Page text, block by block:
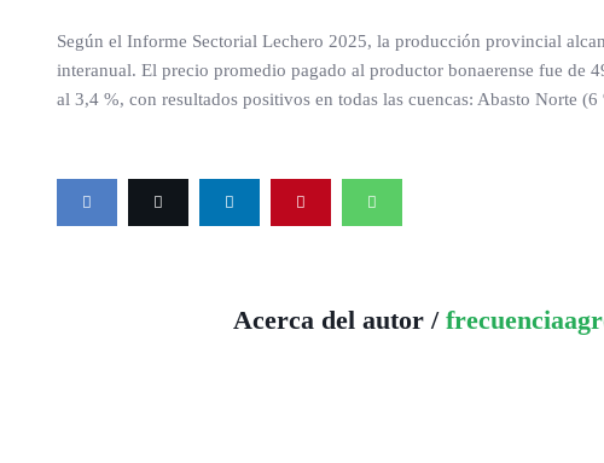
Según el Informe Sectorial Lechero 2025, la producción provincial
interanual. El precio promedio pagado al productor bonaerense fue
al 3,4 %, con resultados positivos en todas las cuencas: Abasto Norte
Acerca del autor /